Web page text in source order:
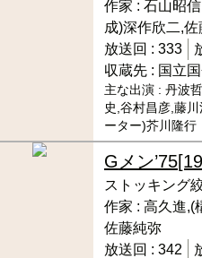
作家 : 石山昭
成)深作欣二,
放送回 : 333
収蔵先 : 国立
主な出演 : 丹波
史,谷村昌彦,藤
ーター)芥川隆行
Gメン’75
ストッキング
作家 : 高久進,(
佐藤純弥
放送回 : 342